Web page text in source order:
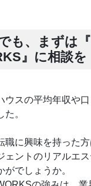
も、まずは
』に相談を
ウスの平均年収や
。
職に興味を持った
ェントのリアルエ
でしょうか。